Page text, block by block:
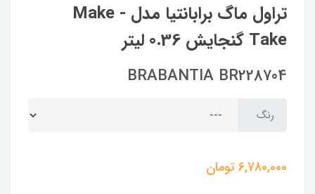
تراول ماگ برابانتیا مدل Make -
Take گنجایش 0.36 لیتر
BRABANTIA BR228704
رنگ
6,780,000تومان